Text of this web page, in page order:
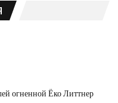
огненной Ёко Литтнер